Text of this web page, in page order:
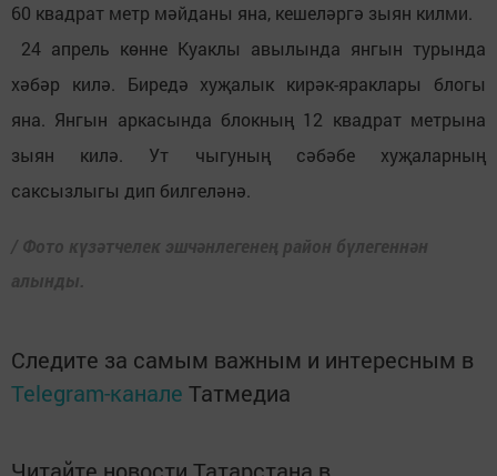
60 квадрат метр мәйданы яна, кешеләргә зыян килми.
24 апрель көнне Куаклы авылында янгын турында
хәбәр килә. Биредә хуҗалык кирәк-яраклары блогы
яна. Янгын аркасында блокның 12 квадрат метрына
зыян килә. Ут чыгуның сәбәбе хуҗаларның
саксызлыгы дип билгеләнә.
/ Фото күзәтчелек эшчәнлегенең район бүлегеннән
алынды.
Следите за самым важным и интересным в
Telegram-канале Татмедиа